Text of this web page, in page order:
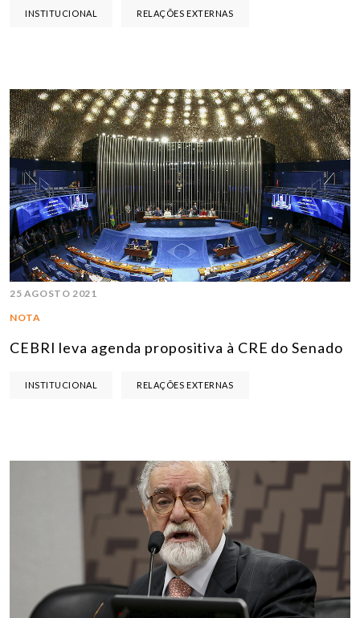
INSTITUCIONAL RELAÇÕES EXTERNAS
25 AGOSTO 2021
NOTA
CEBRI leva agenda propositiva à CRE do Senado
INSTITUCIONAL RELAÇÕES EXTERNAS